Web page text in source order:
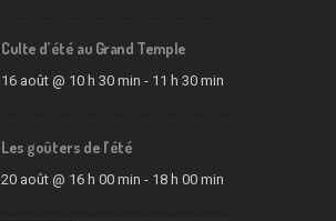
Culte d’été au Grand Temple
16 août @ 10 h 30 min - 11 h 30 min
Les goûters de l’été
20 août @ 16 h 00 min - 18 h 00 min